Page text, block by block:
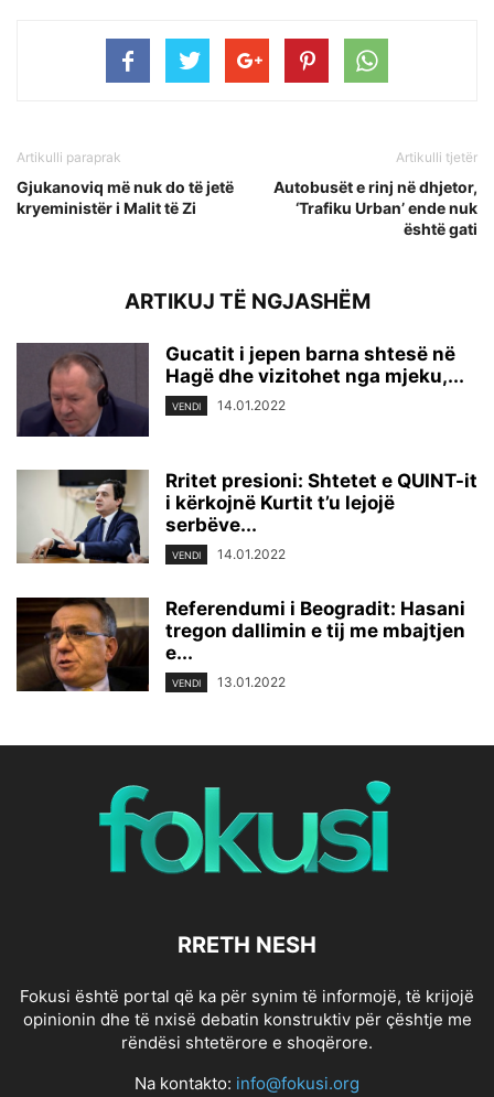
Artikulli paraprak
Gjukanoviq më nuk do të jetë
kryeministër i Malit të Zi
Artikulli tjetër
Autobusët e rinj në dhjetor,
‘Trafiku Urban’ ende nuk
është gati
ARTIKUJ TË NGJASHËM
Gucatit i jepen barna shtesë në
Hagë dhe vizitohet nga mjeku,...
VENDI 14.01.2022
Rritet presioni: Shtetet e QUINT-it
i kërkojnë Kurtit t’u lejojë
serbëve...
VENDI 14.01.2022
Referendumi i Beogradit: Hasani
tregon dallimin e tij me mbajtjen
e...
VENDI 13.01.2022
RRETH NESH
Fokusi është portal që ka për synim të informojë, të krijojë
opinionin dhe të nxisë debatin konstruktiv për çështje me
rëndësi shtetërore e shoqërore.
Na kontakto: info@fokusi.org